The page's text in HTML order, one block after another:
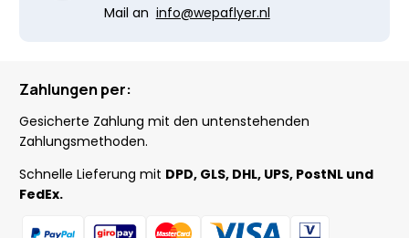
Mail an info@wepaflyer.nl
Zahlungen per:
Gesicherte Zahlung mit den untenstehenden
Zahlungsmethoden.
Schnelle Lieferung mit DPD, GLS, DHL, UPS, PostNL und
FedEx.